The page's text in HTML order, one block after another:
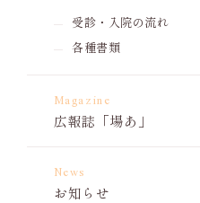
受診・入院の流れ
各種書類
Magazine
広報誌「場あ」
News
お知らせ